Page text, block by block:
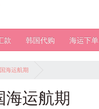
款 韩国代购 海运下单
海运航期
运航期